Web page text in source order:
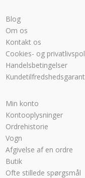
Blog
Om os
Kontakt os
Cookies- og
Handelsbetingelser
Min konto
Kontooplysninger
Ordrehistorie
Vogn
Afgivelse af en ordre
Butik
Ofte stillede spørgsmål